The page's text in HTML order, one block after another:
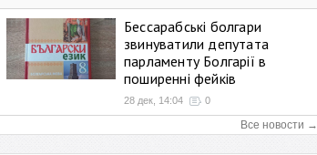
Бессарабські болгари
звинуватили депутата
парламенту Болгарії в
поширенні фейків
28 дек, 14:04 0
Все новости →